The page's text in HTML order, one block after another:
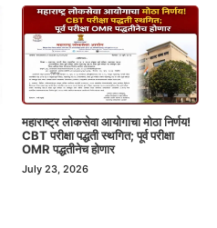
महाराष्ट्र लोकसेवा आयोगाचा मोठा निर्णय!
CBT परीक्षा पद्धती स्थगित; पूर्व परीक्षा
OMR पद्धतीनेच होणार
July 23, 2026